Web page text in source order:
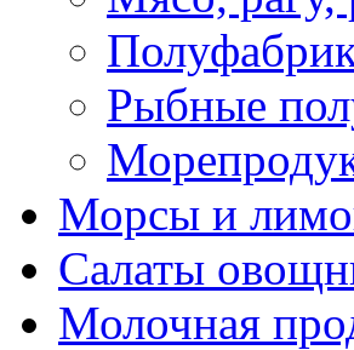
Рыбные
Морсы и
Салаты
Молочная